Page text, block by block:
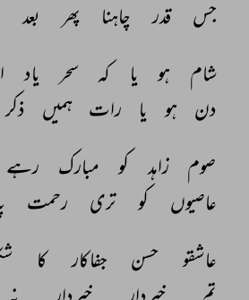
جس
قدر چاہنا پھر بعد
شام
ہو یا کہ سحر یاد
دن
ہو یا رات ہمیں ذکر
صوم
زاہد کو مبارک رہے
عاصیوں
کو تری رحمت
عاشقو
حسن جفاکار کا